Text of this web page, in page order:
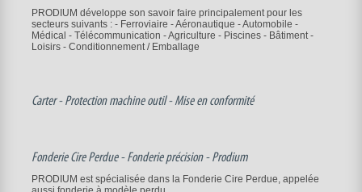
PRODIUM développe son savoir faire principalement pour les
secteurs suivants : - Ferroviaire - Aéronautique - Automobile -
Médical - Télécommunication - Agriculture - Piscines - Bâtiment -
Loisirs - Conditionnement / Emballage
Carter - Protection machine outil - Mise en conformité
Fonderie Cire Perdue - Fonderie précision - Prodium
PRODIUM est spécialisée dans la Fonderie Cire Perdue, appelée